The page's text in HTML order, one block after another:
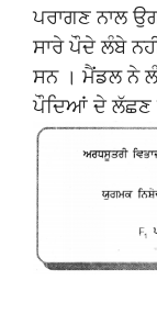
ਪਰਾਗਣ ਨਾਲ
ਸਾਰੇ ਪੌਦੇ ਲੰਬੇ
ਸਨ । ਮੈਂਡਲ ਨੇ
ਪੌਦਿਆਂ ਦੇ ਲੱਛਣ